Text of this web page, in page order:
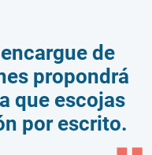
de
propondrá
que escojas
por escrito.